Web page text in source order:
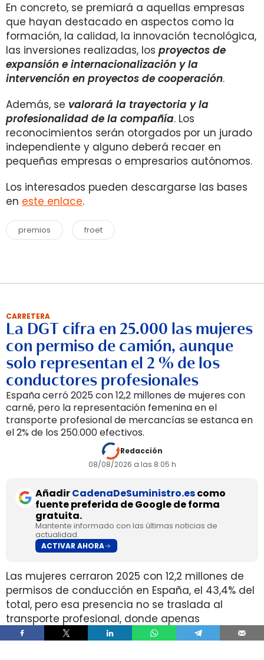
En concreto, se premiará a aquellas empresas
que hayan destacado en aspectos como la
formación, la calidad, la innovación tecnológica,
las inversiones realizadas, los proyectos de
expansión e internacionalización y la
intervención en proyectos de cooperación.
Además, se valorará la trayectoria y la
profesionalidad de la compañía. Los
reconocimientos serán otorgados por un jurado
independiente y alguno deberá recaer en
pequeñas empresas o empresarios autónomos.
Los interesados pueden descargarse las bases
en este enlace.
premios froet
CARRETERA
La DGT cifra en 25.000 las mujeres
con permiso de camión, aunque
solo representan el 2 % de los
conductores profesionales
España cerró 2025 con 12,2 millones de mujeres con
carné, pero la representación femenina en el
transporte profesional de mercancías se estanca en
el 2% de los 250.000 efectivos.
Redacción
08/08/2026 a las 8:05 h
AñadirCadenaDeSuministro.escomo
fuente preferida de Google de forma
gratuita.
Mantente informado con las últimas noticias de
actualidad.
ACTIVAR AHORA
Las mujeres cerraron 2025 con 12,2 millones de
permisos de conducción en España, el 43,4% del
total, pero esa presencia no se traslada al
transporte profesional, donde apenas
representan el 2% de un colectivo de 250.000